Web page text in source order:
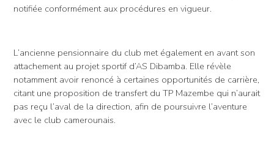
notifiée conformément aux procédures en vigueur.
L’ancienne pensionnaire du club met également en avant son
attachement au projet sportif d’AS Dibamba. Elle révèle
notamment avoir renoncé à certaines opportunités de carrière,
citant une proposition de transfert du TP Mazembe qui n’aurait
pas reçu l’aval de la direction, afin de poursuivre l’aventure
avec le club camerounais.